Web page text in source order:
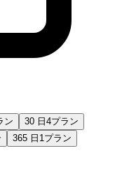
ン 30 日4プラン
365 日 1 プラン